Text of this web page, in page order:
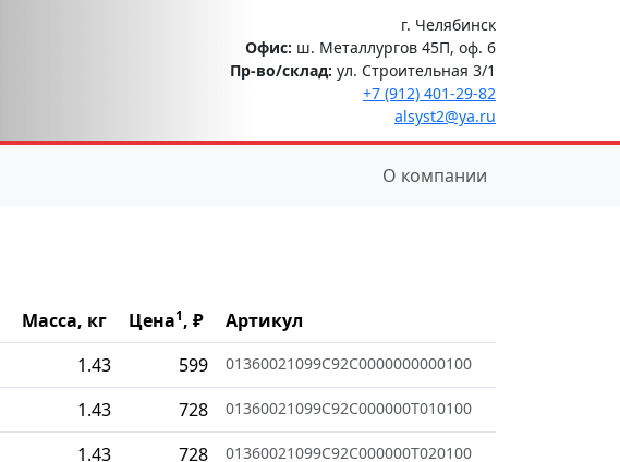
г. Челябинск
Офис: ш. Металлургов 45П, оф. 6
Пр-во/склад: ул. Строительная 3/1
+7 (912) 401-29-82
alsyst2@ya.ru
О компании
Масса, кг Цена1, ₽
Артикул
1.43 599 01360021099C92C0000000000100
1.43 728 01360021099C92C000000T010100
1.43 728 01360021099C92C000000T020100